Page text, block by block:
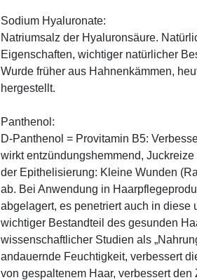
Sodium Hyaluronate:
Natriumsalz der Hyaluronsäure.
Eigenschaften, wichtiger natürlicher
Wurde früher aus Hahnenkämmen,
hergestellt.
Panthenol:
D-Panthenol = Provitamin B5:
wirkt entzündungshemmend,
der Epithelisierung: Kleine Wunden
ab. Bei Anwendung in
abgelagert, es penetriert auch in diese
wichtiger Bestandteil des gesunden
wissenschaftlicher Studien als
andauernde Feuchtigkeit, verbessert
von gespaltenem Haar, verbessert